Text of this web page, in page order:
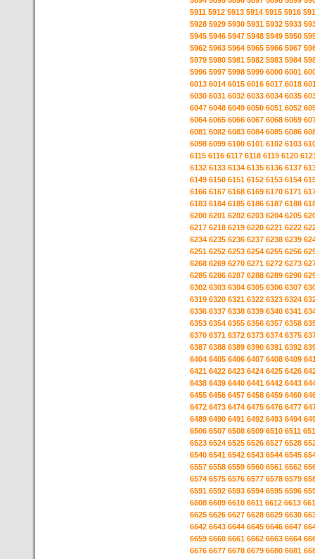
5911 5912 5913 5914 5915 5916
5928 5929 5930 5931 5932 5933
5945 5946 5947 5948 5949 5950
5962 5963 5964 5965 5966 5967
5979 5980 5981 5982 5983 5984
5996 5997 5998 5999 6000 6001
6013 6014 6015 6016 6017 6018
6030 6031 6032 6033 6034 6035
6047 6048 6049 6050 6051 6052
6064 6065 6066 6067 6068 6069
6081 6082 6083 6084 6085 6086
6098 6099 6100 6101 6102 6103
6115 6116 6117 6118 6119 6120
6132 6133 6134 6135 6136 6137
6149 6150 6151 6152 6153 6154
6166 6167 6168 6169 6170 6171
6183 6184 6185 6186 6187 6188
6200 6201 6202 6203 6204 6205
6217 6218 6219 6220 6221 6222
6234 6235 6236 6237 6238 6239
6251 6252 6253 6254 6255 6256
6268 6269 6270 6271 6272 6273
6285 6286 6287 6288 6289 6290
6302 6303 6304 6305 6306 6307
6319 6320 6321 6322 6323 6324
6336 6337 6338 6339 6340 6341
6353 6354 6355 6356 6357 6358
6370 6371 6372 6373 6374 6375
6387 6388 6389 6390 6391 6392
6404 6405 6406 6407 6408 6409
6421 6422 6423 6424 6425 6426
6438 6439 6440 6441 6442 6443
6455 6456 6457 6458 6459 6460
6472 6473 6474 6475 6476 6477
6489 6490 6491 6492 6493 6494
6506 6507 6508 6509 6510 6511
6523 6524 6525 6526 6527 6528
6540 6541 6542 6543 6544 6545
6557 6558 6559 6560 6561 6562
6574 6575 6576 6577 6578 6579
6591 6592 6593 6594 6595 6596
6608 6609 6610 6611 6612 6613
6625 6626 6627 6628 6629 6630
6642 6643 6644 6645 6646 6647
6659 6660 6661 6662 6663 6664
6676 6677 6678 6679 6680 6681